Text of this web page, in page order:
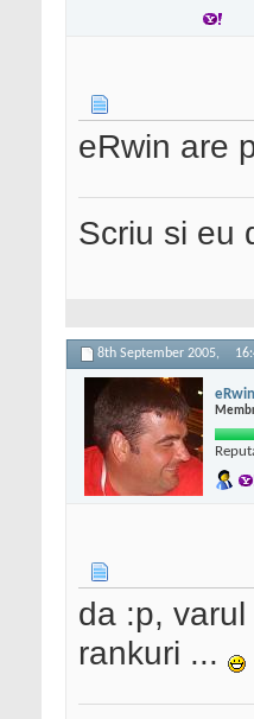
eRwin are
Scriu si eu
8th September 2005,
eRwin
da :p,
rankuri ...